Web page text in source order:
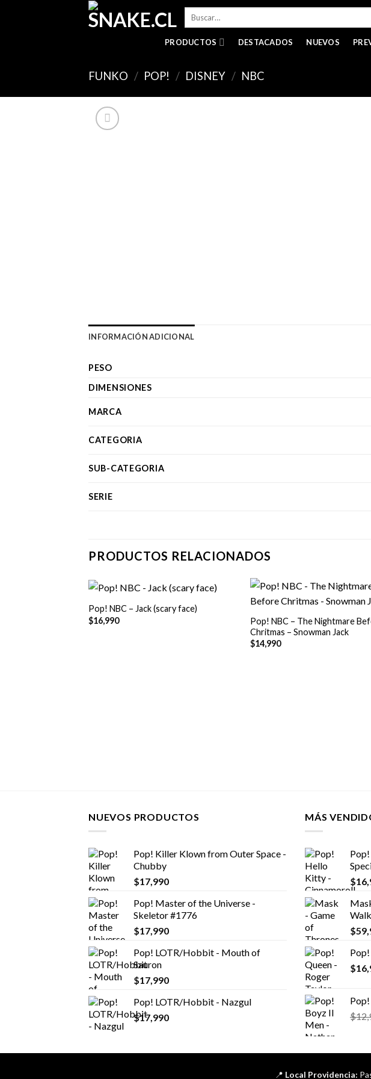
Buscar
PRODUCTOS DESTACADOS NUEVOS
FUNKO / POP! / DISNEY / NBC
INFORMACIÓN ADICIONAL
PESO
DIMENSIONES
MARCA
CATEGORIA
SUB-CATEGORIA
SERIE
PRODUCTOS RELACIONADOS
Pop! NBC – Jack (scary face)
$16,990
+
Pop! NBC – The Nightmare
Chritmas – Snowman Jack
$14,990
NUEVOS PRODUCTOS
Pop! Killer Klown from Outer Space -
Chubby
$17,990
Pop! Master of the Universe -
Skeletor #1776
$17,990
Pop! LOTR/Hobbit - Mouth of
Sauron
$17,990
Pop! LOTR/Hobbit - Nazgul
$17,990
MÁS
$
$
$
$
📍 Local Providencia: